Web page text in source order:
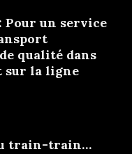
Pour un service
qualité dans
sur la ligne
train-train…